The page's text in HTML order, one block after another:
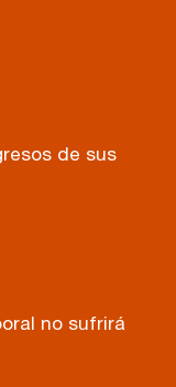
de sus
no sufrirá